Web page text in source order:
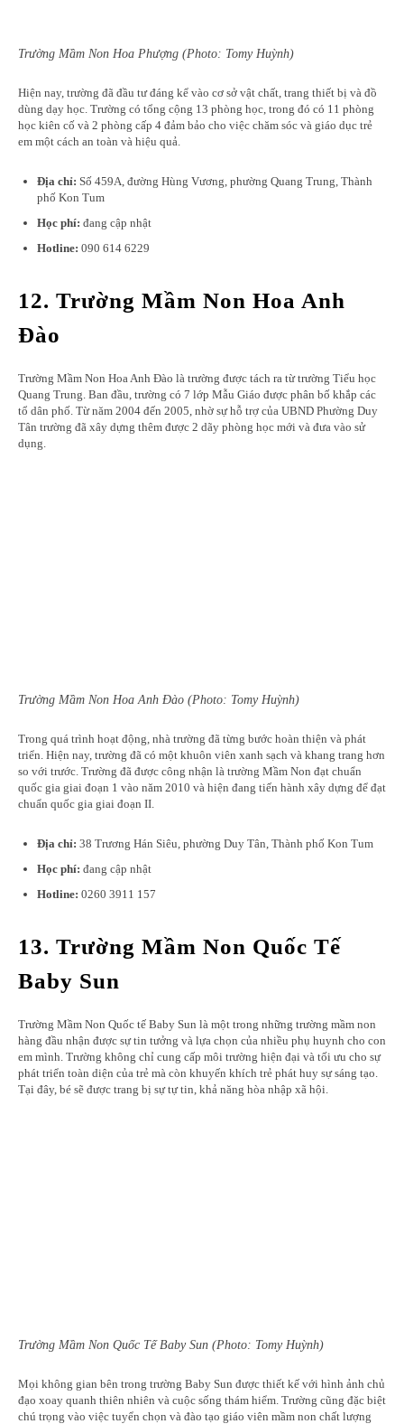
Trường Mầm Non Hoa Phượng (Photo: Tomy Huỳnh)
Hiện nay, trường đã đầu tư đáng kể vào cơ sở vật chất, trang thiết bị và đồ
dùng dạy học. Trường có tổng cộng 13 phòng học, trong đó có 11 phòng
học kiên cố và 2 phòng cấp 4 đảm bảo cho việc chăm sóc và giáo dục trẻ
em một cách an toàn và hiệu quả.
Địa chỉ: Số 459A, đường Hùng Vương, phường Quang Trung, Thành
phố Kon Tum
Học phí: đang cập nhật
Hotline: 090 614 6229
12. Trường Mầm Non Hoa Anh
Đào
Trường Mầm Non Hoa Anh Đào là trường được tách ra từ trường Tiểu học
Quang Trung. Ban đầu, trường có 7 lớp Mẫu Giáo được phân bố khắp các
tổ dân phố. Từ năm 2004 đến 2005, nhờ sự hỗ trợ của UBND Phường Duy
Tân trường đã xây dựng thêm được 2 dãy phòng học mới và đưa vào sử
dụng.
Trường Mầm Non Hoa Anh Đào (Photo: Tomy Huỳnh)
Trong quá trình hoạt động, nhà trường đã từng bước hoàn thiện và phát
triển. Hiện nay, trường đã có một khuôn viên xanh sạch và khang trang hơn
so với trước. Trường đã được công nhận là trường Mầm Non đạt chuẩn
quốc gia giai đoạn 1 vào năm 2010 và hiện đang tiến hành xây dựng để đạt
chuẩn quốc gia giai đoạn II.
Địa chỉ: 38 Trương Hán Siêu, phường Duy Tân, Thành phố Kon Tum
Học phí: đang cập nhật
Hotline: 0260 3911 157
13. Trường Mầm Non Quốc Tế
Baby Sun
Trường Mầm Non Quốc tế Baby Sun là một trong những trường mầm non
hàng đầu nhận được sự tin tưởng và lựa chọn của nhiều phụ huynh cho con
em mình. Trường không chỉ cung cấp môi trường hiện đại và tối ưu cho sự
phát triển toàn diện của trẻ mà còn khuyến khích trẻ phát huy sự sáng tạo.
Tại đây, bé sẽ được trang bị sự tự tin, khả năng hòa nhập xã hội.
Trường Mầm Non Quốc Tế Baby Sun (Photo: Tomy Huỳnh)
Mọi không gian bên trong trường Baby Sun được thiết kế với hình ảnh chủ
đạo xoay quanh thiên nhiên và cuộc sống thám hiểm. Trường cũng đặc biệt
chú trọng vào việc tuyển chọn và đào tạo giáo viên mầm non chất lượng